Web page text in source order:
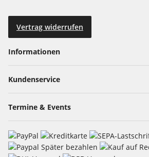
Vertrag widerrufen
Informationen
Kundenservice
Termine & Events